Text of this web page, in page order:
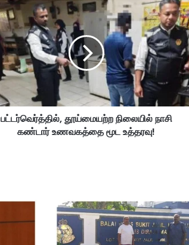
பட்டர்வெர்த்தில், தூய்மையற்ற நிலையில் நாசி
கண்டார் உணவகத்தை மூட உத்தரவு!